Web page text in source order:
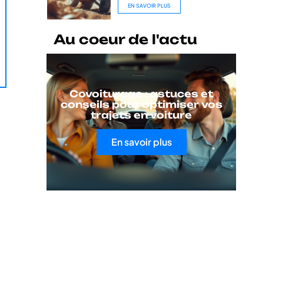
EN SAVOIR PLUS
Au coeur de l'actu
Covoiturage : astuces et
conseils pour optimiser vos
trajets en voiture
En savoir plus